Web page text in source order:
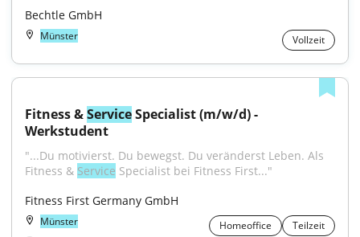
Bechtle GmbH
Münster Vollzeit
Fitness & Service Specialist (m/w/d) -
Werkstudent
"...Du motivierst. Du bewegst. Du veränderst Leben. Als
Fitness & Service Specialist bei Fitness First..."
Fitness First Germany GmbH
Münster Homeoffice
Teilzeit